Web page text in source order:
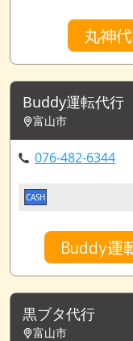
丸神
Buddy運転代行
富山市
076-482-6344
CASH
Buddy運
黒ブタ代行
富山市